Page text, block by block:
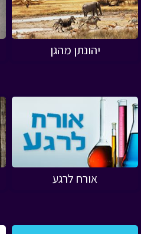
יהונתן מהגן
אורח לרגע